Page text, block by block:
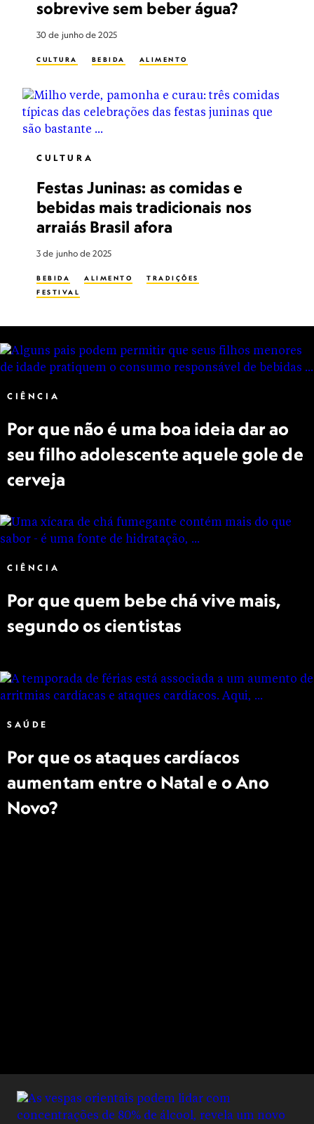
sobrevive sem beber água?
30 de junho de 2025
CULTURA BEBIDA ALIMENTO
CULTURA
Festas Juninas: as comidas e
bebidas mais tradicionais nos
arraiás Brasil afora
3 de junho de 2025
BEBIDA ALIMENTO
TRADIÇÕES
FESTIVAL
CIÊNCIA
Por que não é uma boa ideia dar ao
seu filho adolescente aquele gole de
cerveja
CIÊNCIA
Por que quem bebe chá vive mais,
segundo os cientistas
SAÚDE
Por que os ataques cardíacos
aumentam entre o Natal e o Ano
Novo?